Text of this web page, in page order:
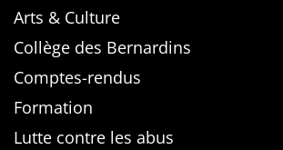
Arts & Culture
Collège des Bernardins
Comptes-rendus
Formation
Lutte contre les abus